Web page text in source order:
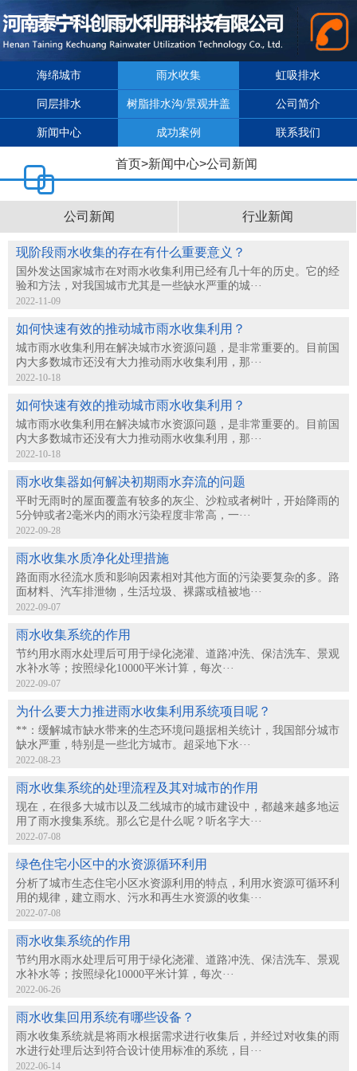
海绵城市 雨水收集 虹吸排水
同层排水 树脂排水沟/景观井盖 公司简介
新闻中心 成功案例 联系我们
首页>新闻中心>公司新闻
公司新闻 行业新闻
现阶段雨水收集的存在有什么重要意义？
国外发达国家城市在对雨水收集利用已经有几十年的历史。它的经
验和方法，对我国城市尤其是一些缺水严重的城···
2022-11-09
如何快速有效的推动城市雨水收集利用？
城市雨水收集利用在解决城市水资源问题，是非常重要的。目前国
内大多数城市还没有大力推动雨水收集利用，那···
2022-10-18
如何快速有效的推动城市雨水收集利用？
城市雨水收集利用在解决城市水资源问题，是非常重要的。目前国
内大多数城市还没有大力推动雨水收集利用，那···
2022-10-18
雨水收集器如何解决初期雨水弃流的问题
平时无雨时的屋面覆盖有较多的灰尘、沙粒或者树叶，开始降雨的
5分钟或者2毫米内的雨水污染程度非常高，一···
2022-09-28
雨水收集水质净化处理措施
路面雨水径流水质和影响因素相对其他方面的污染要复杂的多。路
面材料、汽车排泄物，生活垃圾、裸露或植被地···
2022-09-07
雨水收集系统的作用
节约用水雨水处理后可用于绿化浇灌、道路冲洗、保洁洗车、景观
水补水等；按照绿化10000平米计算，每次···
2022-09-07
为什么要大力推进雨水收集利用系统项目呢？
**：缓解城市缺水带来的生态环境问题据相关统计，我国部分城市
缺水严重，特别是一些北方城市。超采地下水···
2022-08-23
雨水收集系统的处理流程及其对城市的作用
现在，在很多大城市以及二线城市的城市建设中，都越来越多地运
用了雨水搜集系统。那么它是什么呢？听名字大···
2022-07-08
绿色住宅小区中的水资源循环利用
分析了城市生态住宅小区水资源利用的特点，利用水资源可循环利
用的规律，建立雨水、污水和再生水资源的收集···
2022-07-08
雨水收集系统的作用
节约用水雨水处理后可用于绿化浇灌、道路冲洗、保洁洗车、景观
水补水等；按照绿化10000平米计算，每次···
2022-06-26
雨水收集回用系统有哪些设备？
雨水收集系统就是将雨水根据需求进行收集后，并经过对收集的雨
水进行处理后达到符合设计使用标准的系统，目···
2022-06-14